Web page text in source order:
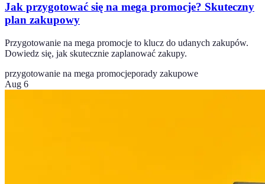
Jak przygotować się na mega promocje? Skuteczny
plan zakupowy
Przygotowanie na mega promocje to klucz do udanych zakupów.
Dowiedz się, jak skutecznie zaplanować zakupy.
przygotowanie na mega promocjeporady zakupowe
Aug 6